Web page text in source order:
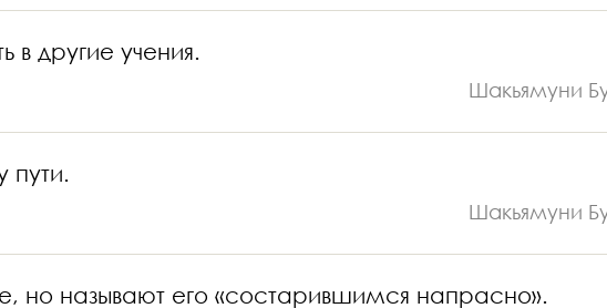
в другие учения.
Шакьямуни
пути.
Шакьямуни
но называют его «состарившимся напрасно».